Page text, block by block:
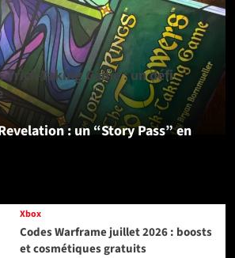
Trick-Taking Game : un défi
: un “Story Pass” en
Xbox
Codes Warframe juillet 2026 : boosts
et cosmétiques gratuits